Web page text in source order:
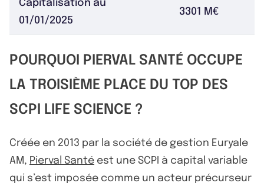
Capitalisation au
01/01/2025
3301 M€
POURQUOI PIERVAL SANTÉ OCCUPE
LA TROISIÈME PLACE DU TOP DES
SCPI LIFE SCIENCE ?
Créée en 2013 par la société de gestion Euryale
AM, Pierval Santé est une SCPI à capital variable
qui s’est imposée comme un acteur précurseur